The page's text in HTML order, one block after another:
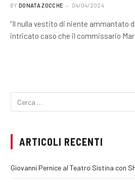
BY DONATA ZOCCHE 04/04/2024
“Il nulla vestito di niente ammantato
intricato caso che il commissario
ARTICOLI RECENTI
Giovanni Pernice al Teatro Sistina con